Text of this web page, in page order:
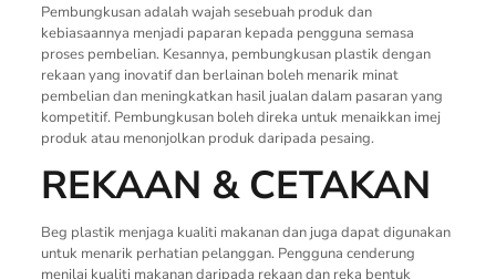
Pembungkusan adalah wajah sesebuah produk dan
kebiasaannya menjadi paparan kepada pengguna semasa
proses pembelian. Kesannya, pembungkusan plastik dengan
rekaan yang inovatif dan berlainan boleh menarik minat
pembelian dan meningkatkan hasil jualan dalam pasaran yang
kompetitif. Pembungkusan boleh direka untuk menaikkan imej
produk atau menonjolkan produk daripada pesaing.
REKAAN & CETAKAN
Beg plastik menjaga kualiti makanan dan juga dapat digunakan
untuk menarik perhatian pelanggan. Pengguna cenderung
menilai kualiti makanan daripada rekaan dan reka bentuk